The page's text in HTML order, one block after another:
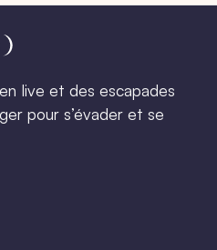
live et des escapades
pour s’évader et se